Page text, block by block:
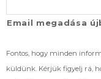
Email megadása
Fontos, hogy minden
küldünk. Kérjük figyelj rá,